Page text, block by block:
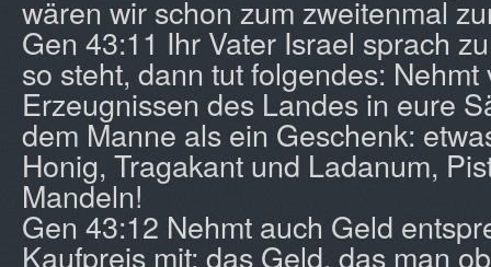
wären wir schon zum zweitenmal
Gen 43:11 Ihr Vater Israel sprach
so steht, dann tut folgendes:
Erzeugnissen des Landes in eure
dem Manne als ein Geschenk:
Honig, Tragakant und Ladanum,
Mandeln!
Gen 43:12 Nehmt auch Geld
Kaufpreis mit; das Geld, das man